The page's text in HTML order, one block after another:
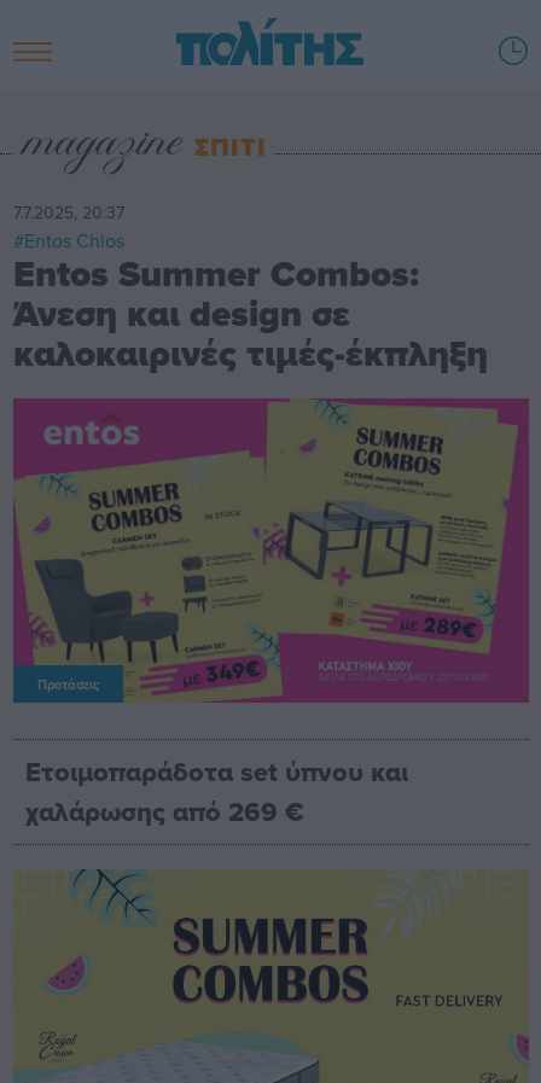
ΣΠΙΤΙ
7.7.2025, 20:37
#Entos Chios
Entos Summer Combos:
Άνεση και design σε
καλοκαιρινές τιμές-έκπληξη
Προτάσεις
Ετοιμοπαράδοτα set ύπνου και
χαλάρωσης από 269 €